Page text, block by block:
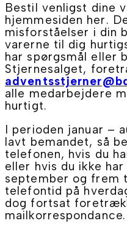
Bestil venligst dine
hjemmesiden her.
misforståelser i din
varerne til dig
har spørgsmål eller
Stjernesalget,
alle medarbejdere
hurtigt.
I perioden januar –
lavt bemandet, så
telefonen, hvis du
eller hvis du ikke
september og frem
telefontid på
dog fortsat
mailkorrespondance.